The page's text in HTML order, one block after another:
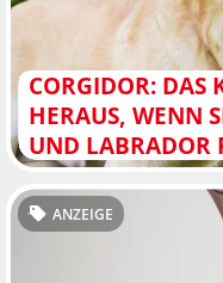
CORGIDOR: DAS
HERAUS, WENN
UND LABRADOR
ANZEIGE